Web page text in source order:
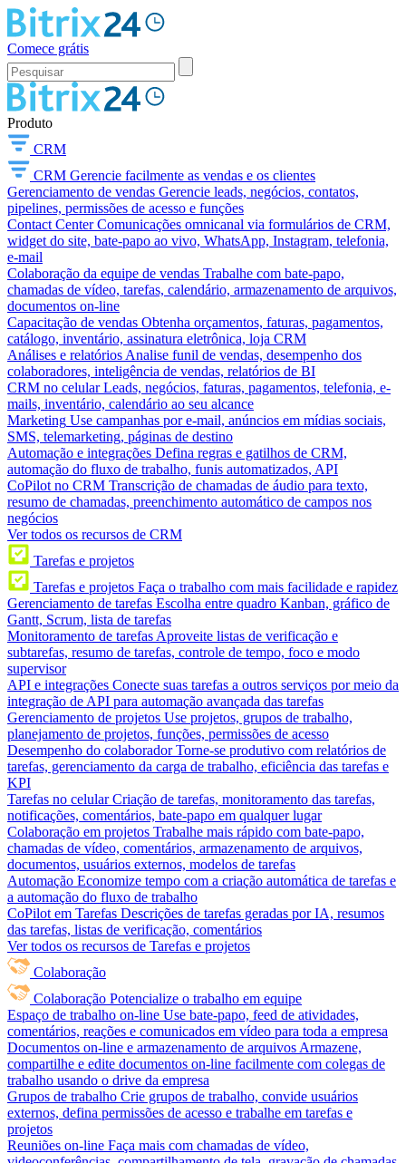
Comece grátis
Produto
CRM
CRM Gerencie facilmente as vendas e os clientes
Gerenciamento de vendas Gerencie leads, negócios, contatos,
pipelines, permissões de acesso e funções
Contact Center Comunicações omnicanal via formulários de CRM,
widget do site, bate-papo ao vivo, WhatsApp, Instagram, telefonia,
e-mail
Colaboração da equipe de vendas Trabalhe com bate-papo,
chamadas de vídeo, tarefas, calendário, armazenamento de arquivos,
documentos on-line
Capacitação de vendas Obtenha orçamentos, faturas, pagamentos,
catálogo, inventário, assinatura eletrônica, loja CRM
Análises e relatórios Analise funil de vendas, desempenho dos
colaboradores, inteligência de vendas, relatórios de BI
CRM no celular Leads, negócios, faturas, pagamentos, telefonia, e-
mails, inventário, calendário ao seu alcance
Marketing Use campanhas por e-mail, anúncios em mídias sociais,
SMS, telemarketing, páginas de destino
Automação e integrações Defina regras e gatilhos de CRM,
automação do fluxo de trabalho, funis automatizados, API
CoPilot no CRM Transcrição de chamadas de áudio para texto,
resumo de chamadas, preenchimento automático de campos nos
negócios
Ver todos os recursos de CRM
Tarefas e projetos
Tarefas e projetos Faça o trabalho com mais facilidade e rapidez
Gerenciamento de tarefas Escolha entre quadro Kanban, gráfico de
Gantt, Scrum, lista de tarefas
Monitoramento de tarefas Aproveite listas de verificação e
subtarefas, resumo de tarefas, controle de tempo, foco e modo
supervisor
API e integrações Conecte suas tarefas a outros serviços por meio da
integração de API para automação avançada das tarefas
Gerenciamento de projetos Use projetos, grupos de trabalho,
planejamento de projetos, funções, permissões de acesso
Desempenho do colaborador Torne-se produtivo com relatórios de
tarefas, gerenciamento da carga de trabalho, eficiência das tarefas e
KPI
Tarefas no celular Criação de tarefas, monitoramento das tarefas,
notificações, comentários, bate-papo em qualquer lugar
Colaboração em projetos Trabalhe mais rápido com bate-papo,
chamadas de vídeo, comentários, armazenamento de arquivos,
documentos, usuários externos, modelos de tarefas
Automação Economize tempo com a criação automática de tarefas e
a automação do fluxo de trabalho
CoPilot em Tarefas Descrições de tarefas geradas por IA, resumos
das tarefas, listas de verificação, comentários
Ver todos os recursos de Tarefas e projetos
Colaboração
Colaboração Potencialize o trabalho em equipe
Espaço de trabalho on-line Use bate-papo, feed de atividades,
comentários, reações e comunicados em vídeo para toda a empresa
Documentos on-line e armazenamento de arquivos Armazene,
compartilhe e edite documentos on-line facilmente com colegas de
trabalho usando o drive da empresa
Grupos de trabalho Crie grupos de trabalho, convide usuários
externos, defina permissões de acesso e trabalhe em tarefas e
projetos
Reuniões on-line Faça mais com chamadas de vídeo,